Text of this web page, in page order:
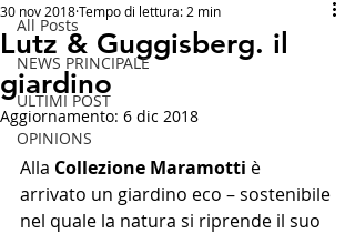
All Posts
NEWS PRINCIPALE
ULTIMI POST
OPINIONS
Lutz & Guggisberg. il
giardino
30 nov 2018Tempo di lettura: 2 min
Aggiornamento: 6 dic 2018
Alla Collezione Maramotti è
arrivato un giardino eco – sostenibile
nel quale la natura si riprende il suo